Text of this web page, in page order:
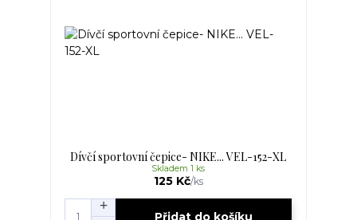
Dívčí sportovní čepice- NIKE... VEL-152-XL
125 Kč/ks
Skladem 1 ks
Přidat do košíku